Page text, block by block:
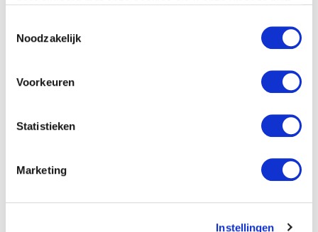
Noodzakelijk
Voorkeuren
Statistieken
Marketing
Instellingen